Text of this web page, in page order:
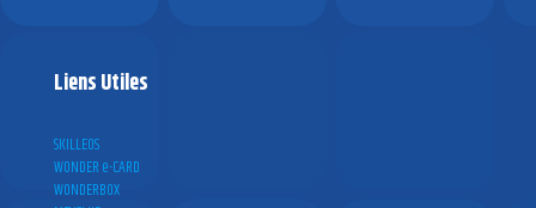
Liens Utiles
SKILLEOS
WONDER e-CARD
WONDERBOX